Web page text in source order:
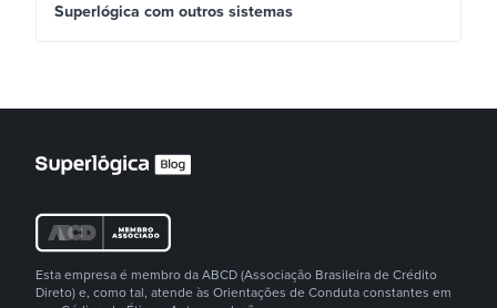
Superlógica com outros sistemas
Esta empresa é membro da ABCD (Associação Brasileira de Crédito
Direto) e, como tal, atende às Orientações de Conduta constantes em